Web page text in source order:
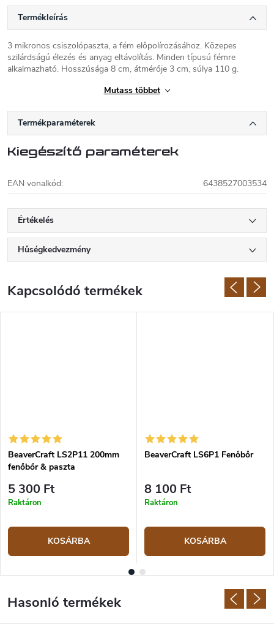
Termékleírás
3 mikronos csiszolópaszta, a fém előpolírozásához. Közepes
szilárdságú élezés és anyag eltávolítás. Minden típusú fémre
alkalmazható. Hosszúsága 8 cm, átmérője 3 cm, súlya 110 g.
Mutass többet
Termékparaméterek
Kiegészítő paraméterek
EAN vonalkód: 6438527003534
Értékelés
Hűségkedvezmény
Kapcsolódó termékek
BeaverCraft LS2P11 200mm
fenőbőr & paszta
5 300 Ft
Raktáron
KOSÁRBA
BeaverCraft LS6P1 Fenőbőr
8 100 Ft
Raktáron
KOSÁRBA